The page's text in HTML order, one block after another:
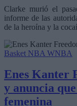
Clarke murió el
informe de las
de la heroína y la
Basket NBA WNBA
Enes Kanter
y anuncia
femenina